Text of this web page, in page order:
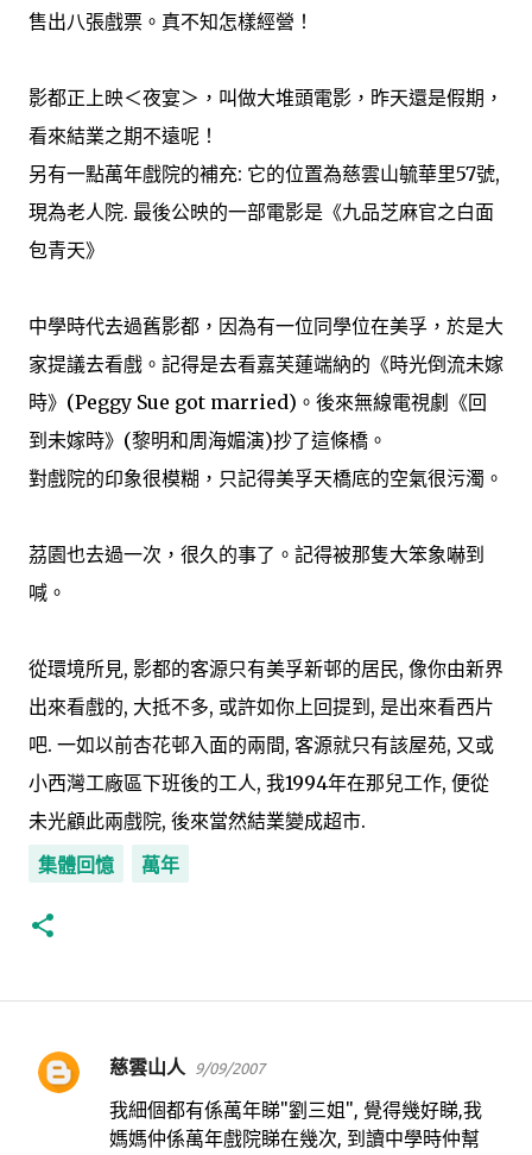
售出八張戲票。真不知怎樣經營！
影都正上映＜夜宴＞，叫做大堆頭電影，昨天還是假期，
看來結業之期不遠呢！
另有一點萬年戲院的補充: 它的位置為慈雲山毓華里57號,
現為老人院. 最後公映的一部電影是《九品芝麻官之白面
包青天》
中學時代去過舊影都，因為有一位同學位在美孚，於是大
家提議去看戲。記得是去看嘉芙蓮端納的《時光倒流未嫁
時》(Peggy Sue got married)。後來無線電視劇《回
到未嫁時》(黎明和周海媚演)抄了這條橋。
對戲院的印象很模糊，只記得美孚天橋底的空氣很污濁。
茘園也去過一次，很久的事了。記得被那隻大笨象嚇到
喊。
從環境所見, 影都的客源只有美孚新邨的居民, 像你由新界
出來看戲的, 大抵不多, 或許如你上回提到, 是出來看西片
吧. 一如以前杏花邨入面的兩間, 客源就只有該屋苑, 又或
小西灣工廠區下班後的工人, 我1994年在那兒工作, 便從
未光顧此兩戲院, 後來當然結業變成超市.
集體回憶 萬年
留
慈雲山人 9/09/2007
我細個都有係萬年睇"劉三姐", 覺得幾好睇,我
媽媽仲係萬年戲院睇在幾次, 到讀中學時仲幫